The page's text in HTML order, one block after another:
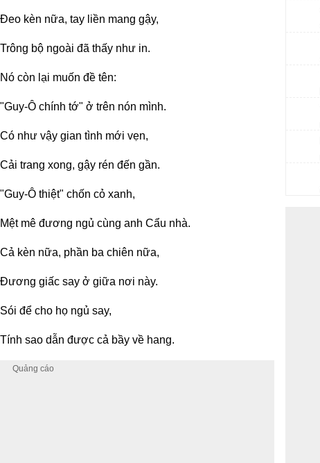
Đeo kèn nữa, tay liền mang gậy,
Trông bộ ngoài đã thấy như in.
Nó còn lại muốn đề tên:
"Guy-Ô chính tớ" ở trên nón mình.
Có như vậy gian tình mới vẹn,
Cải trang xong, gậy rén đến gần.
"Guy-Ô thiệt" chốn cỏ xanh,
Mệt mê đương ngủ cùng anh Cẩu nhà.
Cả kèn nữa, phần ba chiên nữa,
Đương giấc say ở giữa nơi này.
Sói để cho họ ngủ say,
Tính sao dẫn được cả bầy về hang.